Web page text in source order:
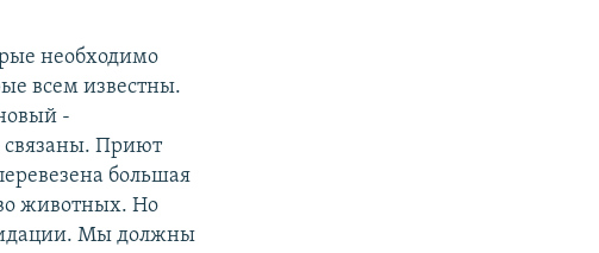
необходимо
всем известны.
-
связаны. Приют
большая
животных. Но
Мы должны